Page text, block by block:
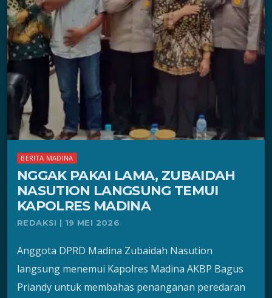
BERITA MADINA
NGGAK PAKAI LAMA, ZUBAIDAH
NASUTION LANGSUNG TEMUI
KAPOLRES MADINA
REDAKSI | 19 MEI 2026
Anggota DPRD Madina Zubaidah Nasution
langsung menemui Kapolres Madina AKBP Bagus
Priandy untuk membahas penanganan peredaran